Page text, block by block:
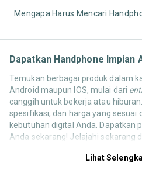
Mengapa Harus Mencari
Dapatkan Handphone Impian
Temukan berbagai produk dalam
Android maupun IOS, mulai dari
canggih untuk bekerja atau
spesifikasi, dan harga yang sesuai
kebutuhan digital Anda. Dapatkan
Anda sekarang! Jelajahi sekarang
Handphone &
Lihat